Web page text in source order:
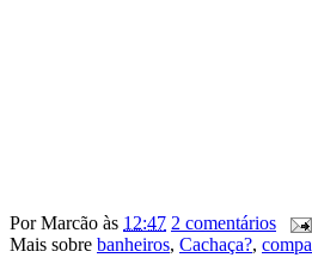
PorMarcão às 12:47 2 comentários
Mais sobre banheiros, Cachaça?,